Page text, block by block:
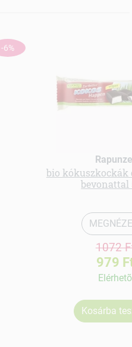
-6%
bio kókuszkockák
bevonattal
1072
979
Elérhetõ
Kosárba